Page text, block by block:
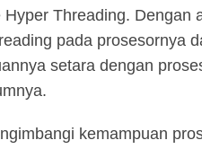
Hyper Threading. Dengan
pada prosesornya
setara dengan
kemampuan